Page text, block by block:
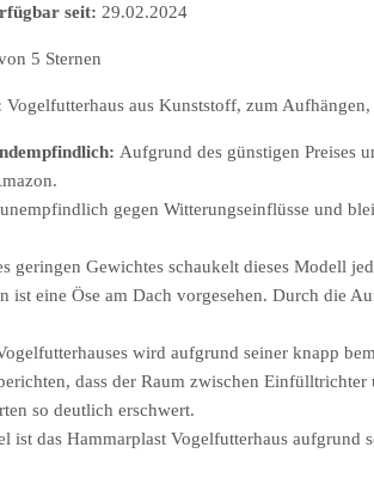
seit: 29.02.2024
5 Sternen
Vogelfutterhaus aus Kunststoff, zum
Aufgrund des günstigen Preises
gegen Witterungseinflüsse und
geringen Gewichtes schaukelt dieses Modell
ist eine Öse am Dach vorgesehen. Durch die
wird aufgrund seiner knapp
dass der Raum zwischen
so deutlich erschwert.
ist das Hammarplast Vogelfutterhaus aufgrund